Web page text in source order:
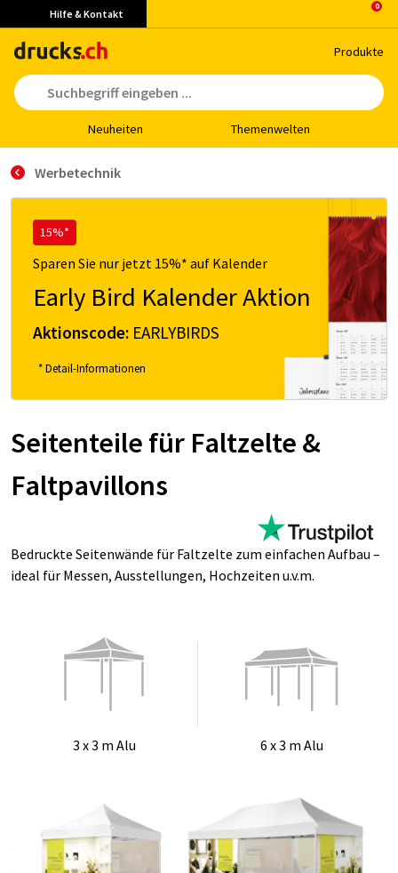
Hilfe & Kontakt
Pro­duk­te
Neu­hei­ten The­men­wel­ten
Werbetechnik
15%*
Sparen Sie nur jetzt 15%* auf Kalender
Early Bird Kalender Aktion
Aktionscode: EARLYBIRDS
* Detail-Informationen
Seitenteile für Faltzel­te &
Faltpa­vil­lons
Bedruckte Seitenwände für Faltzelte zum einfachen Aufbau –
ideal für Messen, Ausstellungen, Hochzeiten u.v.m.
3 x 3 m Alu 6 x 3 m Alu